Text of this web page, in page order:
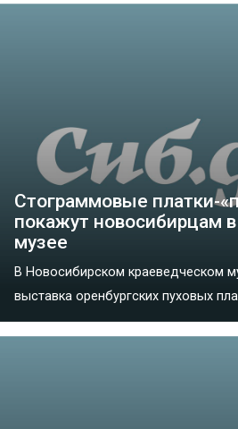
Стограммовые платки-
покажут новосибирцам
музее
В Новосибирском краеведческом
выставка оренбургских пуховых